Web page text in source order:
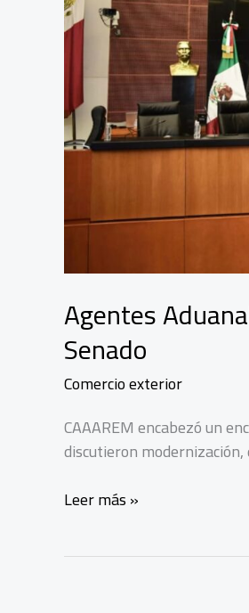
Agentes
Senado
Comercio exterior
CAAAREM encabezó un
discutieron
Agentes
Leer más »